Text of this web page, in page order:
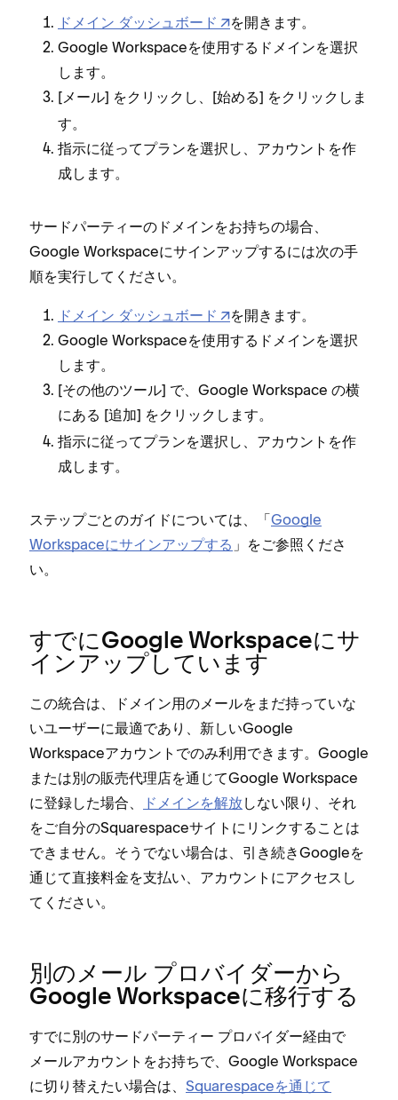
ドメイン ダ⁠ッシ⁠ュボ⁠ード
を開きます⁠。
Google Workspaceを使用するドメインを選択
します⁠。
[⁠メ⁠ール⁠] をクリ⁠ックし⁠、[⁠始める⁠] をクリ⁠ックしま
す⁠。
指示に従⁠ってプランを選択し⁠、アカウントを作
成します⁠。
サ⁠ードパ⁠ーテ⁠ィ⁠ーのドメインをお持ちの場合⁠、
Google Workspaceにサインア⁠ップするには次の手
順を実行してください⁠。
ドメイン ダ⁠ッシ⁠ュボ⁠ード
を開きます⁠。
Google Workspaceを使用するドメインを選択
します⁠。
[⁠その他のツ⁠ール⁠] で⁠、Google Workspace の横
にある [⁠追加⁠] をクリ⁠ックします⁠。
指示に従⁠ってプランを選択し⁠、アカウントを作
成します⁠。
ステ⁠ップごとのガイドについては⁠、「⁠Google
Workspaceにサインア⁠ップする ⁠」をご参照くださ
い⁠。
すでにGoogle Workspaceにサ
インア⁠ップしています
この統合は⁠、ドメイン用のメ⁠ールをまだ持⁠っていな
いユ⁠ーザ⁠ーに最適であり⁠、新しいGoogle
Workspaceアカウントでのみ利用できます⁠。Google
または別の販売代理店を通じてGoogle Workspace
に登録した場合⁠、
ドメインを解放しない限り⁠、それ
をご自分のSquarespaceサイトにリンクすることは
できません⁠。そうでない場合は⁠、引き続きGoogleを
通じて直接料金を支払い⁠、アカウントにアクセスし
てください⁠。
別のメ⁠ール プロバイダ⁠ーから
Google Workspaceに移行する
すでに別のサ⁠ードパ⁠ーテ⁠ィ⁠ー プロバイダ⁠ー経由で
メ⁠ールアカウントをお持ちで⁠、Google Workspace
に切り替えたい場合は⁠、 Squarespaceを通じて